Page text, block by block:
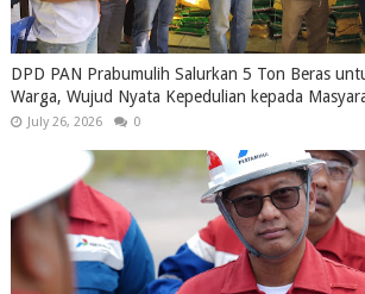
DPD PAN Prabumulih Salurkan 5 Ton Beras
Warga, Wujud Nyata Kepedulian kepada
July 26, 2026 0